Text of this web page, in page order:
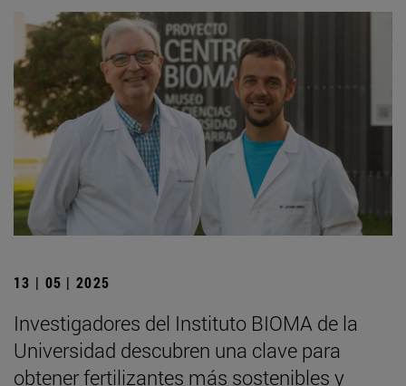
13 | 05 | 2025
Investigadores del Instituto BIOMA de la
Universidad descubren una clave para
obtener fertilizantes más sostenibles y